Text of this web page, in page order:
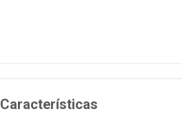
Características